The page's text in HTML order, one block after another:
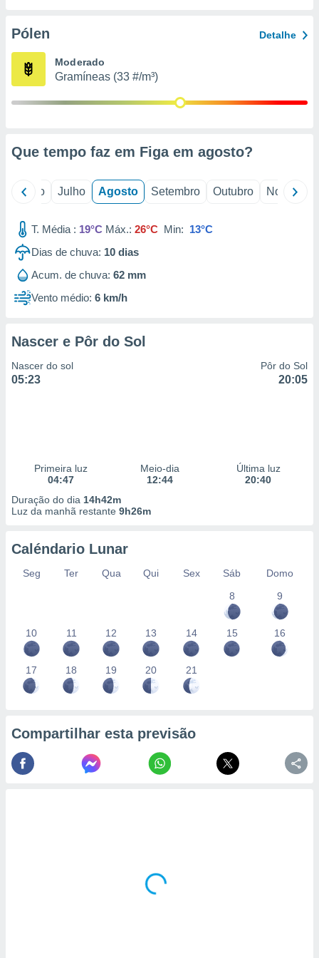
através
estudos
de
1199
Pólen Detalhe
Moderado
Gramíneas (33 #/m³)
Que tempo faz em Figa em agosto?
Junho Julho Agosto Setembro Outubro Novembro
T. Média : 19°C Máx.: 26°C Min: 13°C
Dias de chuva: 10 dias
Acum. de chuva: 62 mm
Vento médio: 6 km/h
Nascer e Pôr do Sol
Nascer do sol
05:23
Pôr do Sol
20:05
Primeira luz
04:47
Meio-dia
12:44
Última luz
20:40
Duração do dia 14h42m
Luz da manhã restante 9h26m
Caléndario Lunar
Seg Ter Qua Qui Sex Sáb
Domo
8
9
10 11 12 13 14 15 16
17 18 19 20 21
Compartilhar esta previsão